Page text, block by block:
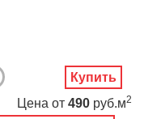
Цена от 490 руб.м2
Купить